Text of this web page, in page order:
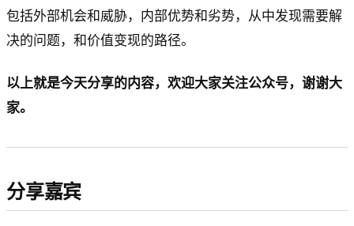
包括外部机会和威胁，内部优势和劣势，从中发现需要解
决的问题，和价值变现的路径。
以上就是今天分享的内容，欢迎大家关注公众号，谢谢大
家。
分享嘉宾